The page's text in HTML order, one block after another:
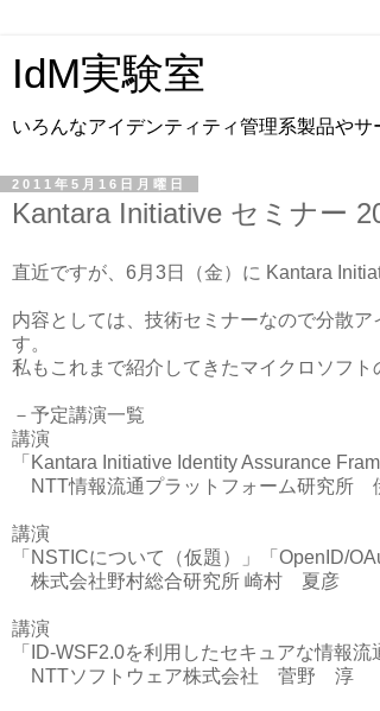
IdM実験室
いろんなアイデンティティ管理系製品や
2011年5月16日月曜日
Kantara Initiative セミナー
直近ですが、6月3日（金）に Kantara
内容としては、技術セミナーなので分散
す。
私もこれまで紹介してきたマイクロソフト
－予定講演一覧
講演
「Kantara Initiative Identity Assurance
NTT情報流通プラットフォーム研究所
講演
「NSTICについて（仮題）」「OpenID/
株式会社野村総合研究所 崎村 夏彦
講演
「ID-WSF2.0を利用したセキュアな情報流
NTTソフトウェア株式会社 菅野 淳